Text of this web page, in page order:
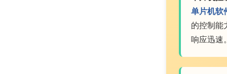
单片机软
的控制能
响应迅速